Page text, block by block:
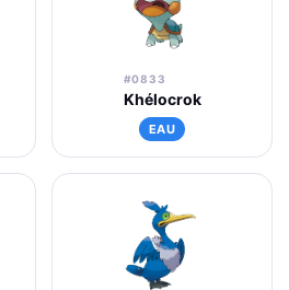
#0833
Khélocrok
EAU